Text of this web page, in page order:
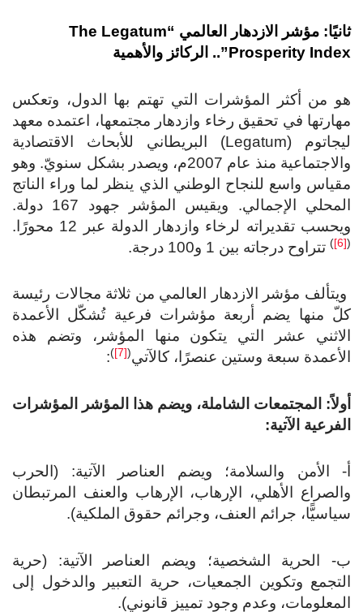
مؤشر الازدهار العالمي
“The Legatum
Prosperity .. الركائز والأهمية
من أكثر المؤشرات التي تهتم بها الدول، وتعكس
في تحقيق رخاء وازدهار مجتمعها، اعتمده معهد
ليجاتوم (Legatum) البريطاني للأبحاث الاقتصادية
والاجتماعية منذ عام 2007م، ويصدر بشكل سنويّ. وهو
واسع للنجاح الوطني الذي ينظر لما وراء الناتج
المحلي الإجمالي. ويقيس المؤشر جهود 167 دولة.
تقديراته لرخاء وازدهار الدولة عبر 12 محورًا.
)تتراوح درجاته بين 1 و100 درجة.
مؤشر الازدهار العالمي من ثلاثة مجالات رئيسة
منها يضم أربعة مؤشرات فرعية تُشكّل الأعمدة
عشر التي يتكون منها المؤشر، وتضم هذه
سبعة وستين عنصرًا، كالآتي(
[7]
)
:
المجتمعات الشاملة، ويضم هذا المؤشر المؤشرات
الآتية:
الأمن والسلامة؛ ويضم العناصر الآتية: (الحرب
الأهلي، الإرهاب، الإرهاب والعنف المرتبطان
جرائم العنف، وجرائم حقوق الملكية).
الحرية الشخصية؛ ويضم العناصر الآتية: (حرية
وتكوين الجمعيات، حرية التعبير والدخول إلى
وعدم وجود تمييز قانوني).